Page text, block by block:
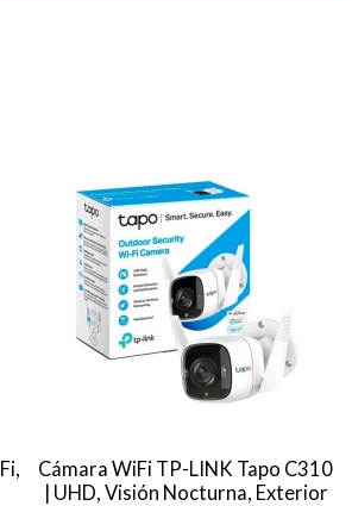
Cámara WiFi TP-LINK Tapo C310
| UHD, Visión Nocturna, Exterior